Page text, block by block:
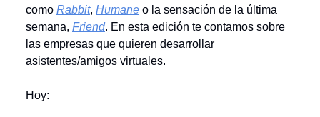
como Rabbit, Humane o la sensación de la última
semana, Friend. En esta edición te contamos sobre
las empresas que quieren desarrollar
asistentes/amigos virtuales.
Hoy: